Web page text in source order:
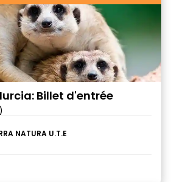
Billet d'entrée
NATURA U.T.E